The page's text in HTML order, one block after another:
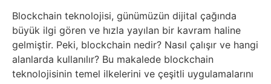
Devlet
Eğitim
Elektronik
Blockchain teknolojisi, günümüzün dijital çağında
büyük ilgi gören ve hızla yayılan bir kavram haline
gelmiştir. Peki, blockchain nedir? Nasıl çalışır ve hangi
alanlarda kullanılır? Bu makalede blockchain
teknolojisinin temel ilkelerini ve çeşitli uygulamalarını